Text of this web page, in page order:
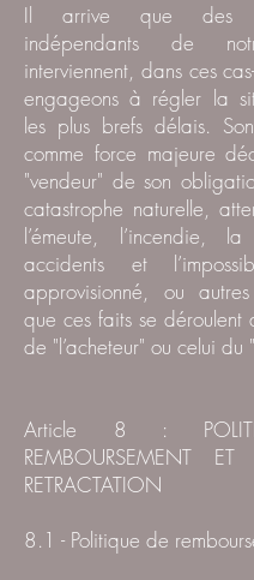
Il arrive que des
indépendants de
interviennent, dans ces
engageons à régler la
les plus brefs délais.
comme force majeure
"vendeur" de son
catastrophe naturelle,
l’émeute, l’incendie,
accidents et
approvisionné, ou
que ces faits se déroulent
de "l’acheteur" ou celui du
Article 8 :
REMBOURSEMENT
RETRACTATION
8.1 - Politique de